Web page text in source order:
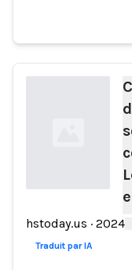
Loading...
hstoday.us · 2024
Traduit par IA